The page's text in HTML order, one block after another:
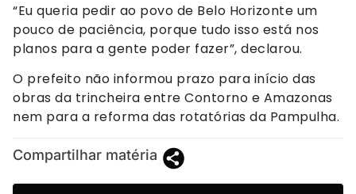
“Eu queria pedir ao povo de Belo Horizonte um
pouco de paciência, porque tudo isso está nos
planos para a gente poder fazer”, declarou.
O prefeito não informou prazo para início das
obras da trincheira entre Contorno e Amazonas
nem para a reforma das rotatórias da Pampulha.
Compartilhar matéria